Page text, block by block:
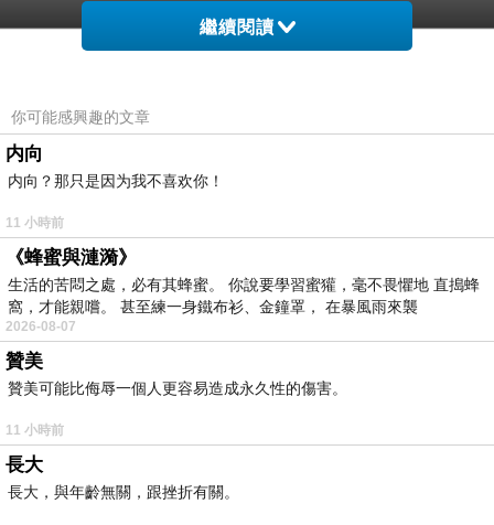
我要你,要得我心裏生痛
我要你的火燄似的笑,
你的發上眼角的飛星,
我陷落在迷醉的氛圍中,
像一座島,
在蟒綠的海濤間,不自主浮沉…
喔!我迫切的想望
你的來臨,想望
那朵神奇的優曇
開上時間的頂尖!
你為什麼不來,忍心的!
你明知道,我知道你知道!
你這不來於我是致命的一擊,
繼續閱讀
你可能感興趣的文章
内向
内向？那只是因为我不喜欢你！
11 小時前
《蜂蜜與漣漪》
生活的苦悶之處，必有其蜂蜜。 你說要學習蜜獾，毫不畏懼地 直搗蜂
窩，才能親嚐。 甚至練一身鐵布衫、金鐘罩， 在暴風雨來襲
2026-08-07
贊美
贊美可能比侮辱一個人更容易造成永久性的傷害。
11 小時前
長大
長大，與年齡無關，跟挫折有關。